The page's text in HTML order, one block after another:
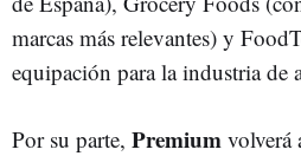
marcas más relevantes) y
equipación para la industria de
Por su parte, Premium volverá